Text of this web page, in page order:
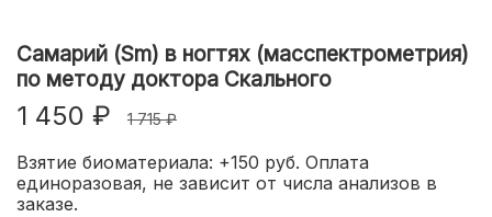
Самарий (Sm) в ногтях (масспектрометрия)
по методу доктора Скального
1 450 ₽ 1 715 ₽
Взятие биоматериала: +150 руб. Оплата
единоразовая, не зависит от числа анализов в
заказе.